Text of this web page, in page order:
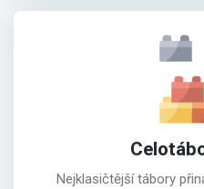
Nejklasičtější tábory